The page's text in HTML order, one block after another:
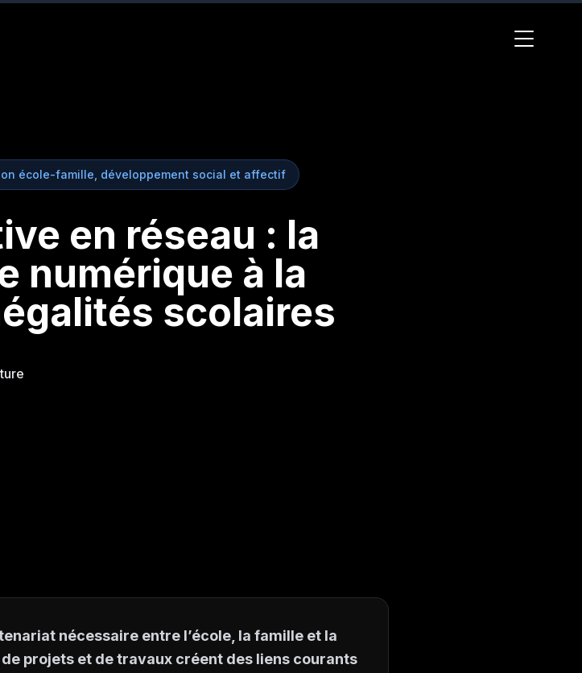
école-famille, développement social et affectif
en réseau : la
numérique à la
scolaires
nécessaire entre l’école, la famille et la
projets et de travaux créent des liens courants